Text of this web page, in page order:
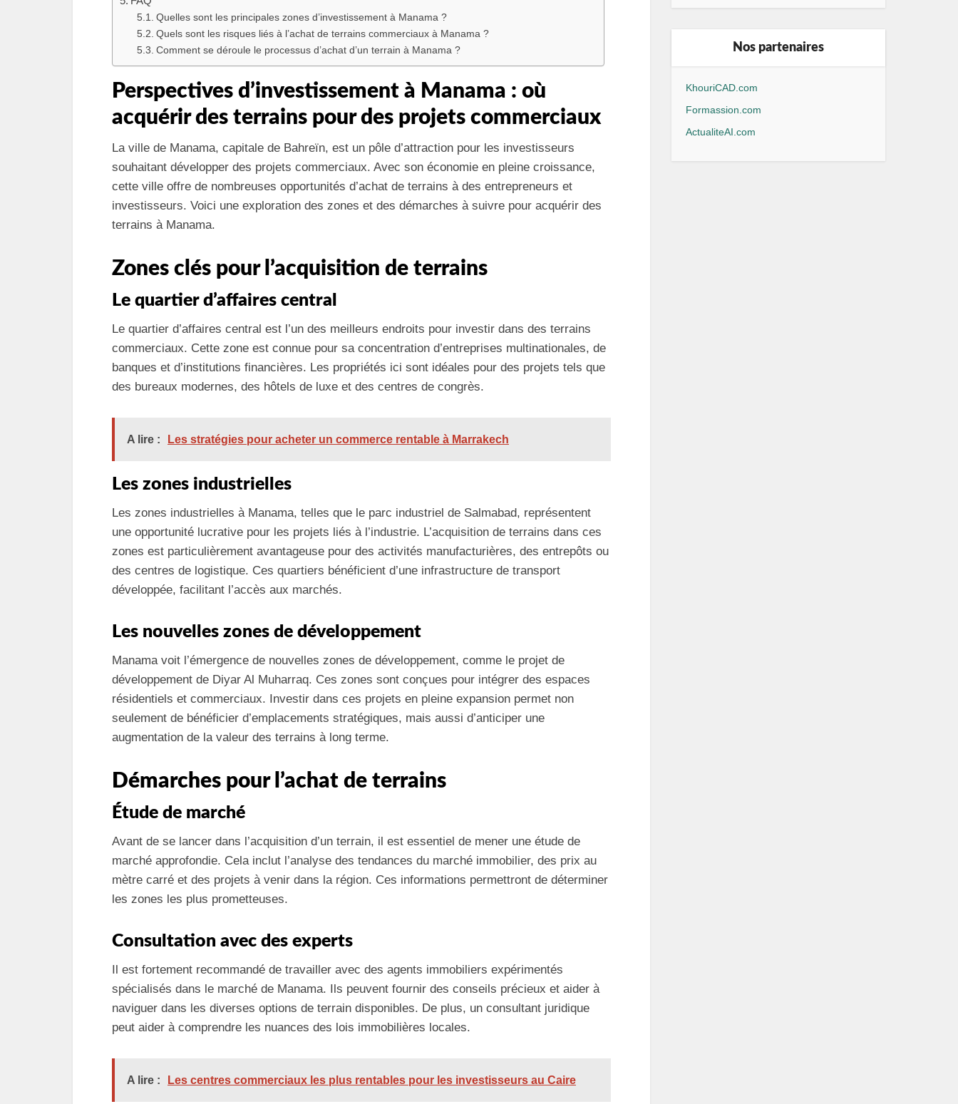
Quelles sont les principales zones d’investissement à Manama ?
Quels sont les risques liés à l’achat de terrains commerciaux à Manama ?
Comment se déroule le processus d’achat d’un terrain à Manama ?
Perspectives d’investissement à Manama : où
acquérir des terrains pour des projets commerciaux
La ville de Manama, capitale de Bahreïn, est un pôle d’attraction pour les investisseurs
souhaitant développer des projets commerciaux. Avec son économie en pleine croissance,
cette ville offre de nombreuses opportunités d’achat de terrains à des entrepreneurs et
investisseurs. Voici une exploration des zones et des démarches à suivre pour acquérir des
terrains à Manama.
Zones clés pour l’acquisition de terrains
Le quartier d’affaires central
Le quartier d’affaires central est l’un des meilleurs endroits pour investir dans des terrains
commerciaux. Cette zone est connue pour sa concentration d’entreprises multinationales, de
banques et d’institutions financières. Les propriétés ici sont idéales pour des projets tels que
des bureaux modernes, des hôtels de luxe et des centres de congrès.
A lire : Les stratégies pour acheter un commerce rentable à Marrakech
Les zones industrielles
Les zones industrielles à Manama, telles que le parc industriel de Salmabad, représentent
une opportunité lucrative pour les projets liés à l’industrie. L’acquisition de terrains dans ces
zones est particulièrement avantageuse pour des activités manufacturières, des entrepôts ou
des centres de logistique. Ces quartiers bénéficient d’une infrastructure de transport
développée, facilitant l’accès aux marchés.
Les nouvelles zones de développement
Manama voit l’émergence de nouvelles zones de développement, comme le projet de
développement de Diyar Al Muharraq. Ces zones sont conçues pour intégrer des espaces
résidentiels et commerciaux. Investir dans ces projets en pleine expansion permet non
seulement de bénéficier d’emplacements stratégiques, mais aussi d’anticiper une
augmentation de la valeur des terrains à long terme.
Démarches pour l’achat de terrains
Étude de marché
Avant de se lancer dans l’acquisition d’un terrain, il est essentiel de mener une étude de
marché approfondie. Cela inclut l’analyse des tendances du marché immobilier, des prix au
mètre carré et des projets à venir dans la région. Ces informations permettront de déterminer
les zones les plus prometteuses.
Consultation avec des experts
Il est fortement recommandé de travailler avec des agents immobiliers expérimentés
spécialisés dans le marché de Manama. Ils peuvent fournir des conseils précieux et aider à
naviguer dans les diverses options de terrain disponibles. De plus, un consultant juridique
peut aider à comprendre les nuances des lois immobilières locales.
A lire : Les centres commerciaux les plus rentables pour les investisseurs au Caire
Nos partenaires
KhouriCAD.com
Formassion.com
ActualiteAI.com